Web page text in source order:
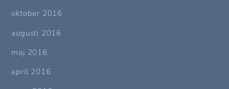
oktober 2016
augusti 2016
maj 2016
april 2016